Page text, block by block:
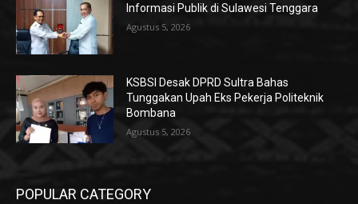
Informasi Publik di Sulawesi Tenggara
Agustus 5, 2026
KSBSI Desak DPRD Sultra Bahas
Tunggakan Upah Eks Pekerja Politeknik
Bombana
Agustus 5, 2026
POPULAR CATEGORY